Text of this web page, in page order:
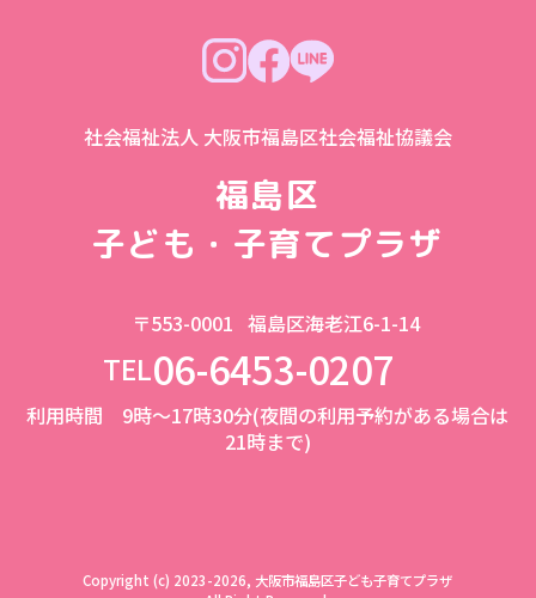
社会福祉法人 大阪市福島区社会福祉協議会
福島区
子ども・子育てプラザ
〒553-0001 福島区海老江6-1-14
TEL06-6453-0207
利用時間 9時～17時30分(夜間の利用予約がある場合は
21時まで)
Copyright (c) 2023-2026, 大阪市福島区子ども子育てプラザ